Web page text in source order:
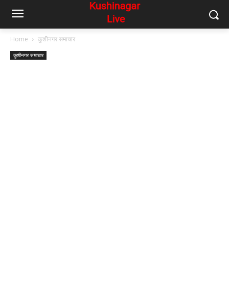
Home कुशीनगर समाचार
कुशीनगर समाचार